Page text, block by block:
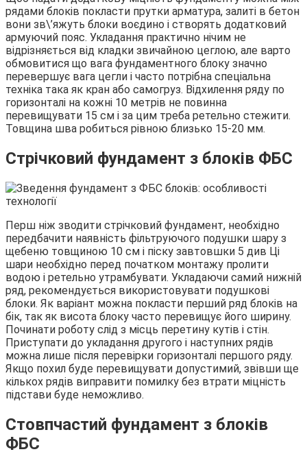
рядами блоків покласти прутки арматура, залиті в бетон
вони зв\’яжуть блоки воєдино і створять додатковий
армуючий пояс. Укладання практично нічим не
відрізняється від кладки звичайною цеглою, але варто
обмовитися що вага фундаментного блоку значно
перевершує вага цегли і часто потрібна спеціальна
техніка така як кран або самогруз. Відхилення ряду по
горизонталі на кожні 10 метрів не повинна
перевищувати 15 см і за цим треба ретельно стежити.
Товщина шва робиться рівною близько 15-20 мм.
Стрічковий фундамент з блоків ФБС
Перш ніж зводити стрічковий фундамент, необхідно
передбачити наявність фільтруючого подушки шару з
щебеню товщиною 10 см і піску завтовшки 5 див Ці
шари необхідно перед початком монтажу пролити
водою і ретельно утрамбувати. Укладаючи самий нижній
ряд, рекомендується використовувати подушкові
блоки. Як варіант можна покласти перший ряд блоків на
бік, так як висота блоку часто перевищує його ширину.
Починати роботу слід з місць перетину кутів і стін.
Приступати до укладання другого і наступних рядів
можна лише після перевірки горизонталі першого ряду.
Якщо похил буде перевищувати допустимий, звівши ще
кількох рядів виправити помилку без втрати міцність
підстави буде неможливо.
Стовпчастий фундамент з блоків
ФБС